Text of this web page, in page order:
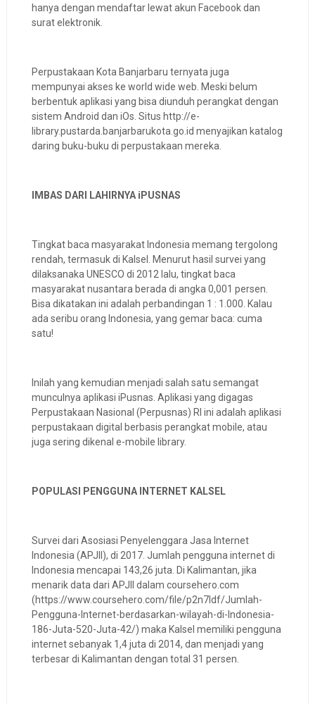
hanya dengan mendaftar lewat akun Facebook dan
surat elektronik.
Perpustakaan Kota Banjarbaru ternyata juga
mempunyai akses ke world wide web. Meski belum
berbentuk aplikasi yang bisa diunduh perangkat dengan
sistem Android dan iOs. Situs http://e-
library.pustarda.banjarbarukota.go.id menyajikan katalog
daring buku-buku di perpustakaan mereka.
IMBAS DARI LAHIRNYA iPUSNAS
Tingkat baca masyarakat Indonesia memang tergolong
rendah, termasuk di Kalsel. Menurut hasil survei yang
dilaksanaka UNESCO di 2012 lalu, tingkat baca
masyarakat nusantara berada di angka 0,001 persen.
Bisa dikatakan ini adalah perbandingan 1 : 1.000. Kalau
ada seribu orang Indonesia, yang gemar baca: cuma
satu!
Inilah yang kemudian menjadi salah satu semangat
munculnya aplikasi iPusnas. Aplikasi yang digagas
Perpustakaan Nasional (Perpusnas) RI ini adalah aplikasi
perpustakaan digital berbasis perangkat mobile, atau
juga sering dikenal e-mobile library.
POPULASI PENGGUNA INTERNET KALSEL
Survei dari Asosiasi Penyelenggara Jasa Internet
Indonesia (APJII), di 2017. Jumlah pengguna internet di
Indonesia mencapai 143,26 juta. Di Kalimantan, jika
menarik data dari APJII dalam coursehero.com
(https://www.coursehero.com/file/p2n7ldf/Jumlah-
Pengguna-Internet-berdasarkan-wilayah-di-Indonesia-
186-Juta-520-Juta-42/) maka Kalsel memiliki pengguna
internet sebanyak 1,4 juta di 2014, dan menjadi yang
terbesar di Kalimantan dengan total 31 persen.